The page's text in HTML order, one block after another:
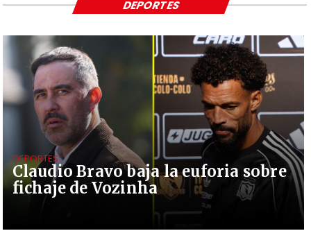
Claudio Bravo baja la euforia sobre
fichaje de Vozinha
DEPORTES
DEPORTES